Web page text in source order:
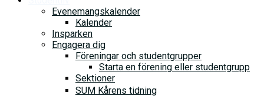
Evenemangskalender
Kalender
Insparken
Engagera dig
Föreningar och studentgrupper
Starta en förening eller studentgrupp
Sektioner
SUM Kårens tidning